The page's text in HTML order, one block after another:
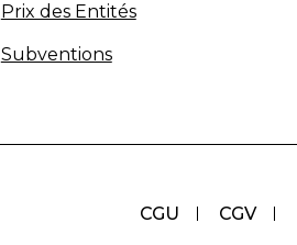
Prix des Entités
Subventions
CGU CGV